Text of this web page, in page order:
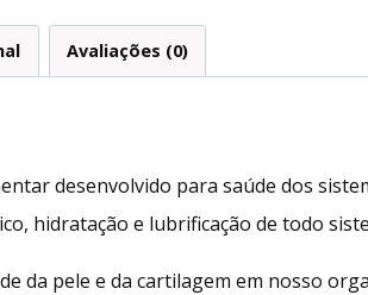
Avaliações (0)
desenvolvido para saúde dos
hidratação e lubrificação de todo
da pele e da cartilagem em nosso